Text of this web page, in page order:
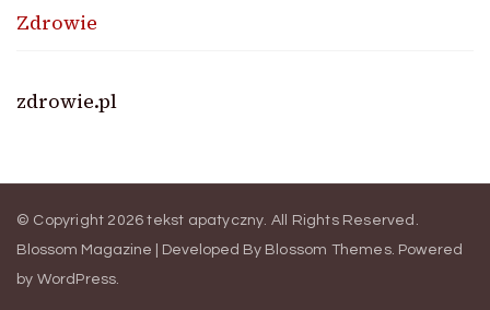
Zdrowie
zdrowie.pl
© Copyright 2026tekst apatyczny. All Rights Reserved.
Blossom Magazine | Developed By Blossom Themes. Powered
by WordPress.